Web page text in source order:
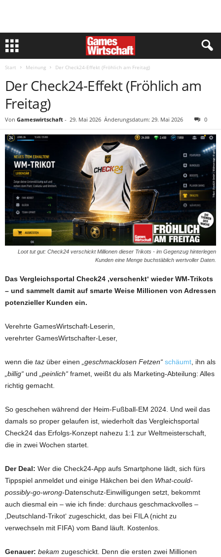
Start Meinung Der Check24-Effekt (Fröhlich am Freitag)
Der Check24-Effekt (Fröhlich am
Freitag)
Von Gameswirtschaft - 29. Mai 2026 Änderungsdatum: 29. Mai 2026 0
Loot tut gut: Check24 verschickt Millionen dieser Trikots - im Gegenzug hinterlegen
Kunden eine Menge buchstäblich wertvoller Daten.
Das Vergleichsportal Check24 ‚verschenkt‘ wieder WM-Trikots
– und sammelt damit auf smarte Weise Millionen von Adressen
potenzieller Kunden ein.
Verehrte GamesWirtschaft-Leserin,
verehrter GamesWirtschafter-Leser,
wenn die taz über einen „geschmacklosen Fetzen“ schäumt , ihn als
„billig“ und „peinlich“ framet, weißt du als Marketing-Abteilung: Alles
richtig gemacht.
So geschehen während der Heim-Fußball-EM 2024. Und weil das
damals so proper gelaufen ist, wiederholt das Vergleichsportal
Check24 das Erfolgs-Konzept nahezu 1:1 zur Weltmeisterschaft,
die in zwei Wochen startet.
Der Deal: Wer die Check24-App aufs Smartphone lädt, sich fürs
Tippspiel anmeldet und einige Häkchen bei den What-could-
possibly-go-wrong-Datenschutz-Einwilligungen setzt, bekommt
auch diesmal ein – wie ich finde: durchaus geschmackvolles –
‚Deutschland-Trikot‘ zugeschickt, das bei FILA (nicht zu
verwechseln mit FIFA) vom Band läuft. Kostenlos.
Genauer: bekam zugeschickt. Denn die ersten zwei Millionen